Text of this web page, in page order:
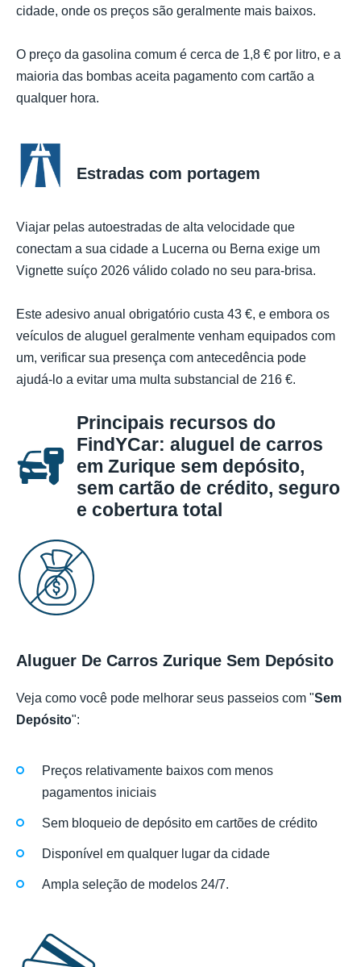
cidade, onde os preços são geralmente mais baixos.
O preço da gasolina comum é cerca de 1,8 € por litro, e a
maioria das bombas aceita pagamento com cartão a
qualquer hora.
Estradas com portagem
Viajar pelas autoestradas de alta velocidade que
conectam a sua cidade a Lucerna ou Berna exige um
Vignette suíço 2026 válido colado no seu para-brisa.
Este adesivo anual obrigatório custa 43 €, e embora os
veículos de aluguel geralmente venham equipados com
um, verificar sua presença com antecedência pode
ajudá-lo a evitar uma multa substancial de 216 €.
Principais recursos do
FindYCar: aluguel de carros
em Zurique sem depósito,
sem cartão de crédito, seguro
e cobertura total
Aluguer De Carros Zurique Sem Depósito
Veja como você pode melhorar seus passeios com "Sem
Depósito":
Preços relativamente baixos com menos
pagamentos iniciais
Sem bloqueio de depósito em cartões de crédito
Disponível em qualquer lugar da cidade
Ampla seleção de modelos 24/7.